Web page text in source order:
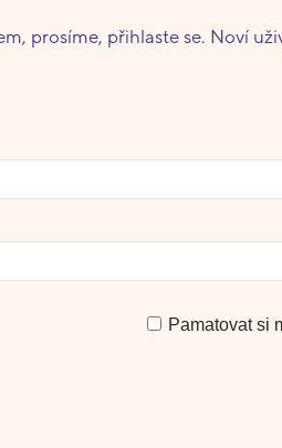
prosíme, přihlaste se. Noví
Pamatovat si